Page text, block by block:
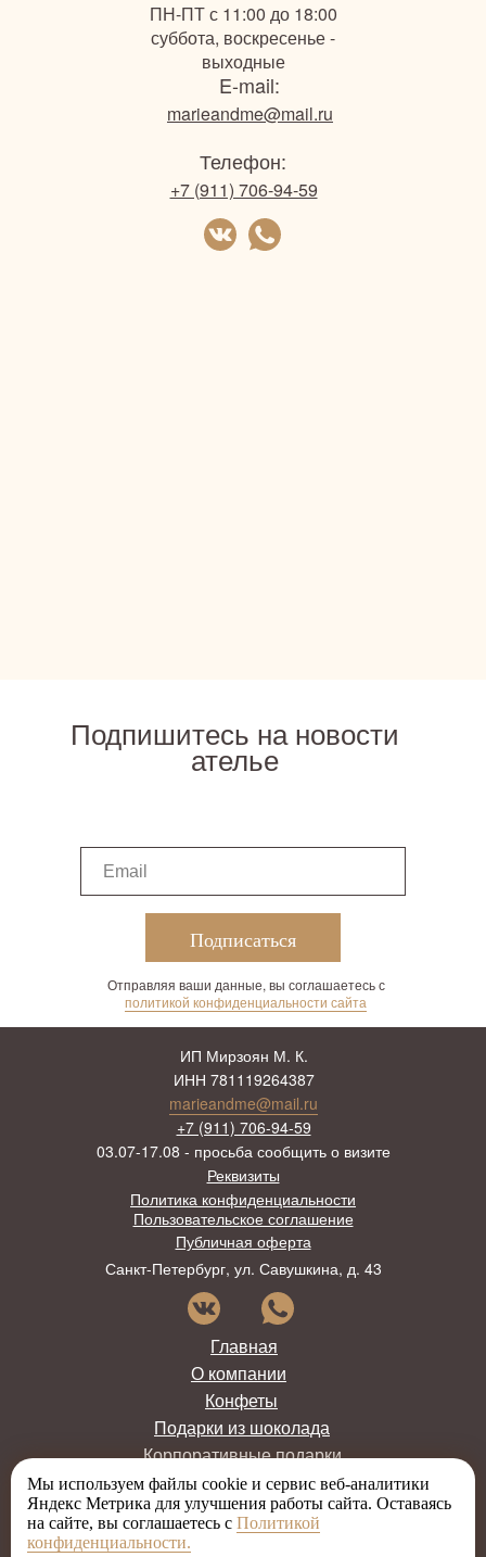
E-mail:
ПН-ПТ с 11:00 до 18:00
суббота, воскресенье -
выходные
+7 (911) 706-94-59
marieandme@mail.ru
Телефон:
Подписаться
Отправляя ваши данные, вы соглашаетесь с
политикой конфиденциальности сайта
Подпишитесь на новости
ателье
Политика конфиденциальности
Публичная оферта
Пользовательское соглашение
Санкт-Петербург, ул. Савушкина, д. 43
Реквизиты
ИП Мирзоян М. К.
ИНН 781119264387
+7 (911) 706-94-59
marieandme@mail.ru
03.07-17.08 - просьба сообщить о визите
Главная
О компании
Конфеты
Подарки из шоколада
Корпоративные подарки
Новости
Доставка
Мы используем файлы cookie и сервис веб-аналитики
Яндекс Метрика для улучшения работы сайта. Оставаясь
на сайте, вы соглашаетесь с Политикой
конфиденциальности.